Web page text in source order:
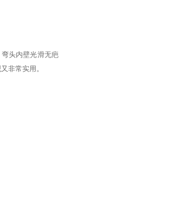
头内壁光滑无疤
非常实用。